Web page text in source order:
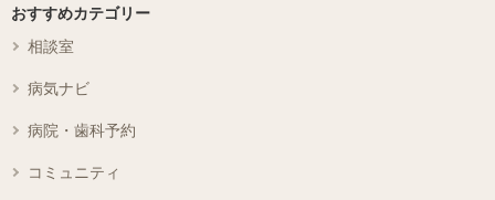
おすすめカテゴリー
相談室
病気ナビ
病院・歯科予約
コミュニティ